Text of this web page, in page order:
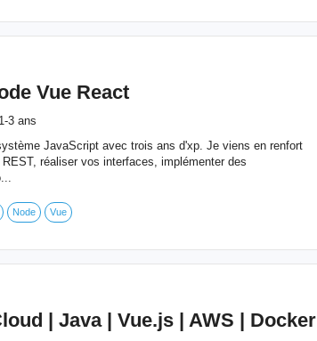
Vue React
1-3 ans
JavaScript avec trois ans d'xp. Je viens en renfort
réaliser vos interfaces, implémenter des
Node Vue
| Java | Vue.js | AWS | Docker